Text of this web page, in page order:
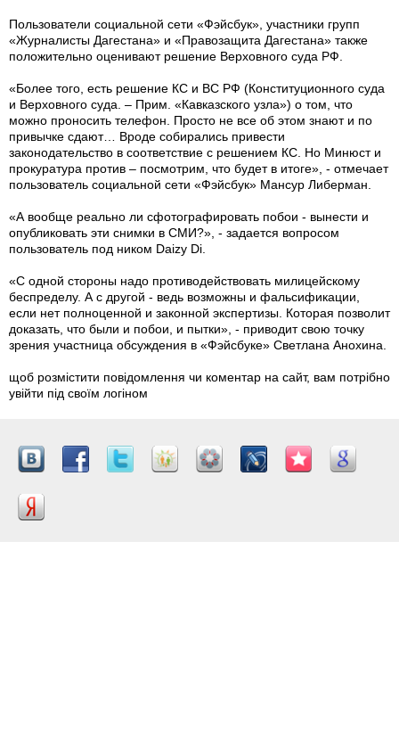
Пользователи социальной сети «Фэйсбук», участники групп
«Журналисты Дагестана» и «Правозащита Дагестана» также
положительно оценивают решение Верховного суда РФ.
«Более того, есть решение КС и ВС РФ (Конституционного суда
и Верховного суда. – Прим. «Кавказского узла») о том, что
можно проносить телефон. Просто не все об этом знают и по
привычке сдают… Вроде собирались привести
законодательство в соответствие с решением КС. Но Минюст и
прокуратура против – посмотрим, что будет в итоге», - отмечает
пользователь социальной сети «Фэйсбук» Мансур Либерман.
«А вообще реально ли сфотографировать побои - вынести и
опубликовать эти снимки в СМИ?», - задается вопросом
пользователь под ником Daizy Di.
«С одной стороны надо противодействовать милицейскому
беспределу. А с другой - ведь возможны и фальсификации,
если нет полноценной и законной экспертизы. Которая позволит
доказать, что были и побои, и пытки», - приводит свою точку
зрения участница обсуждения в «Фэйсбуке» Светлана Анохина.
щоб розмістити повідомлення чи коментар на сайт, вам потрібно
увійти під своїм логіном